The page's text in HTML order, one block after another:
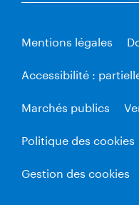
Mentions légales
Accessibilité :
Marchés publics
Politique des cookies
Gestion des cookies